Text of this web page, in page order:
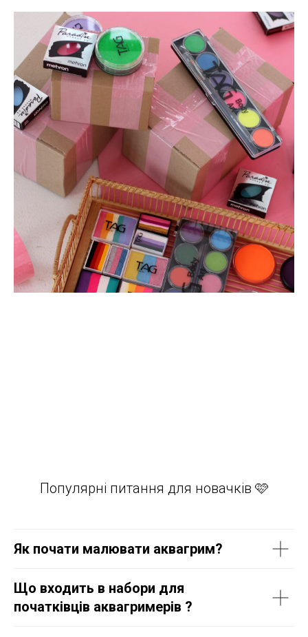
Популярні питання для новачків 🩷
Як почати малювати аквагрим?
Що входить в набори для
початківців аквагримерів ?